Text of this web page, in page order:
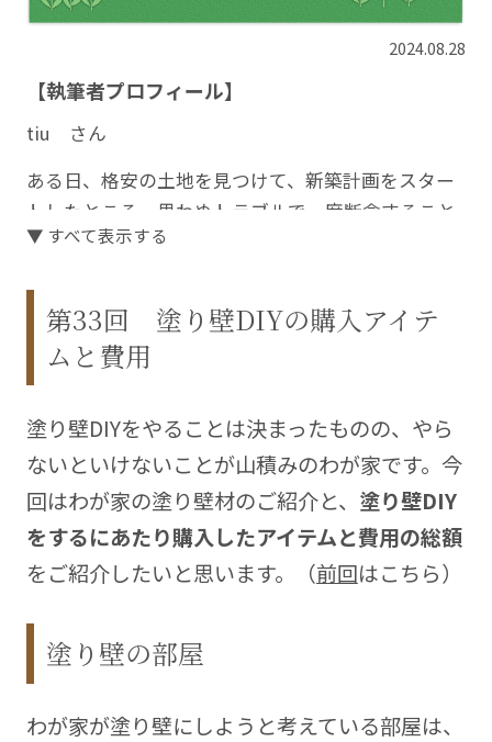
2024.08.28
【執筆者プロフィール】
tiu さん
ある日、格安の土地を見つけて、新築計画をスター
トしたところ、思わぬトラブルで一度断念すること
に。改めて始めた家づくりを支えてくれたのは、分
た。
自由度も高く、すべてを建築業者に任せるより安く
つくれるけれど、手間と時間がかかる「分離発注」
フビルド」で、憧れの北欧風ハウスが完成しまし
た。
ちょっと他とは違った家づくりのストーリーをこの
連載で綴っていきます。
▼ すべて表示する
第33回 塗り壁DIYの購入アイテ
ムと費用
塗り壁DIYをやることは決まったものの、やら
ないといけないことが山積みのわが家です。今
回はわが家の塗り壁材のご紹介と、 塗り壁DIY
をするにあたり購入したアイテムと費用の総額
をご紹介したいと思います。（前回はこちら）
塗り壁の部屋
わが家が塗り壁にしようと考えている部屋は、